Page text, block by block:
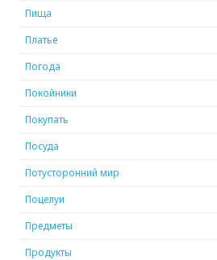
Пища
Платье
Погода
Покойники
Покупать
Посуда
Потусторонний мир
Поцелуи
Предметы
Продукты